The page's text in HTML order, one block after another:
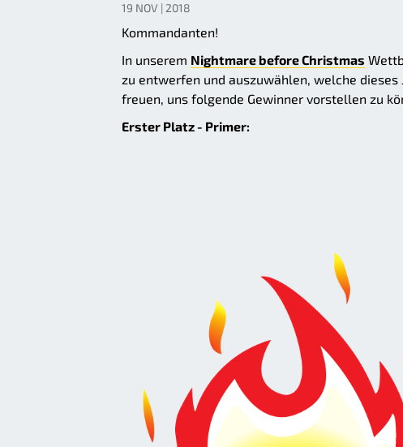
19 NOV | 2018
Kommandanten!
In unserem Nightmare before Christmas
zu entwerfen und auszuwählen, welche
freuen, uns folgende Gewinner vorstellen zu
Erster Platz - Primer: